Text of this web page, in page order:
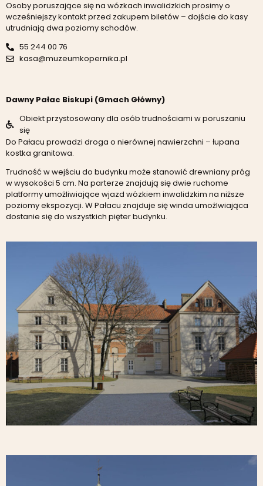
Osoby poruszające się na wózkach inwalidzkich prosimy o
wcześniejszy kontakt przed zakupem biletów – dojście do kasy
utrudniają dwa poziomy schodów.
55 244 00 76
kasa@muzeumkopernika.pl
Dawny Pałac Biskupi (Gmach Główny)
Obiekt przystosowany dla osób trudnościami w poruszaniu
się
Do Pałacu prowadzi droga o nierównej nawierzchni – łupana
kostka granitowa.
Trudność w wejściu do budynku może stanowić drewniany próg
w wysokości 5 cm. Na parterze znajdują się dwie ruchome
platformy umożliwiające wjazd wózkiem inwalidzkim na niższe
poziomy ekspozycji. W Pałacu znajduje się winda umożlwiająca
dostanie się do wszystkich pięter budynku.